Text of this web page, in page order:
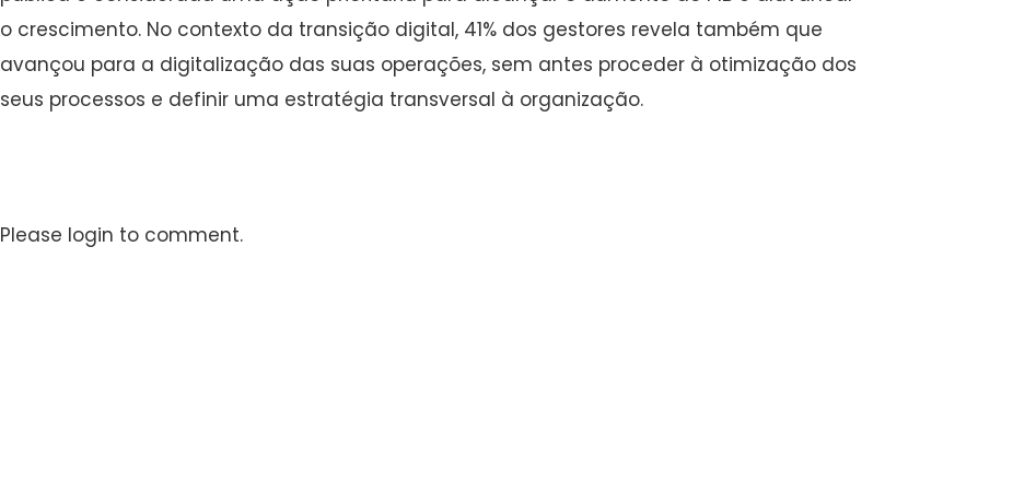
o crescimento. No contexto da transição digital, 41% dos gestores revela também que
avançou para a digitalização das suas operações, sem antes proceder à otimização dos
seus processos e definir uma estratégia transversal à organização.
Please login to comment.